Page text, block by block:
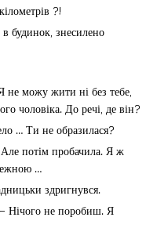
?!
будинок, знесилено
не можу жити ні без тебе,
чоловіка. До речі, де він?
… Ти не образилася?
потім пробачила. Я ж
…
здригнувся.
Нічого не поробиш. Я